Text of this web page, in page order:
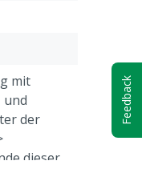
mit
und
der
dieser
Feedback